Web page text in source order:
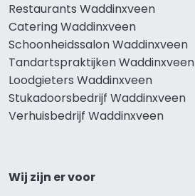
Restaurants Waddinxveen
Catering Waddinxveen
Schoonheidssalon Waddinxveen
Tandartspraktijken Waddinxveen
Loodgieters Waddinxveen
Stukadoorsbedrijf Waddinxveen
Verhuisbedrijf Waddinxveen
Wij zijn er voor